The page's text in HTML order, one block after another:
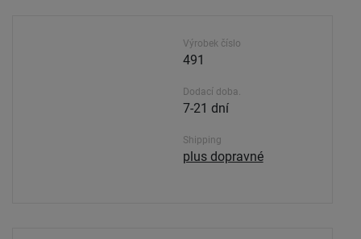
Výrobek číslo
491
Dodací doba.
7-21 dní
Shipping
plus dopravné